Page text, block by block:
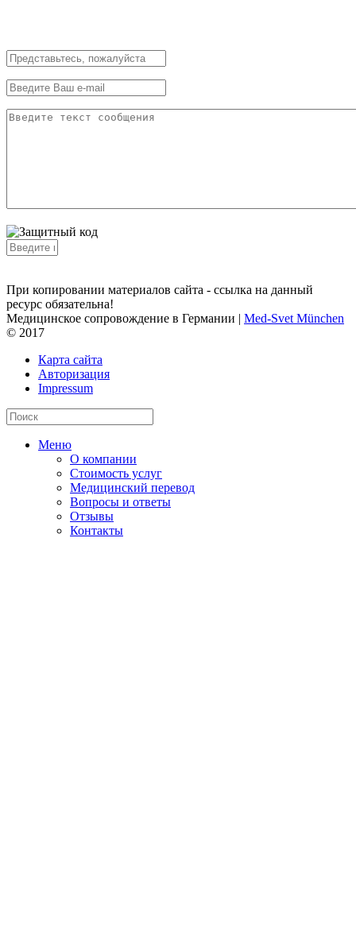
При копировании материалов сайта - ссылка на данный
ресурс обязательна!
Медицинское сопровождение в Германии | Med-Svet München
© 2017
Карта сайта
Авторизация
Impressum
Меню
О компании
Стоимость услуг
Медицинский перевод
Вопросы и ответы
Отзывы
Контакты